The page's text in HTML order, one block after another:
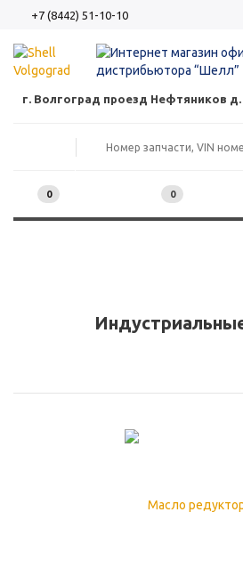
+7 (8442) 51-10-10
г. Волгоград проезд Нефтяников д.
0 0